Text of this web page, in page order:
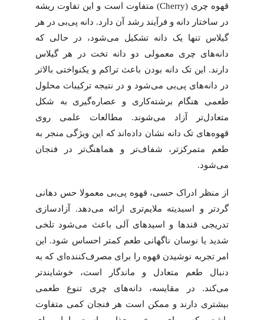
قهوه چری (Cherry) متفاوت است و این تفاوت ریشه
در ساختار دانه و فرآیند رشد آن دارد. دانه پی‌بی در هر
گیلاس تنها یک دانه تشکیل می‌شود، در حالی که
دانه‌های چری معمولی دو دانه تخت در هر گیلاس
دارند. این تک دانه بودن باعث تراکم و یکنواختی بالاتر
در دانه‌های پی‌بی می‌شود و در نتیجه ترکیبات محلول
طعمی هنگام برشته‌کاری و عصاره‌گیری به شکل
متعادل‌تر آزاد می‌شوند. مطالعات علمی روی
قهوه‌های تک دانه نشان داده‌اند که این ویژگی منجر به
طعم متمرکزتر، شفاف‌تر و هماهنگ‌تر در فنجان
می‌شود.
از منظر ادراک حسی، قهوه پی‌بی معمولا حس دهانی
گردتر و اسیدیته ملایم‌تری ارائه می‌دهد. آزادسازی
تدریجی قندها و اسیدهای آلی باعث می‌شود تلخی
شدید یا نوسان ناگهانی طعم کمتر احساس شود. این
امر تجربه نوشیدن قهوه را برای مصرف‌کننده‌ای که به
دنبال طعم متعادل و ماندگار است، خوشایندتر
می‌کند. در مقایسه، دانه‌های چری تنوع طعمی
بیشتری دارند و ممکن است هر فنجان کمی متفاوت